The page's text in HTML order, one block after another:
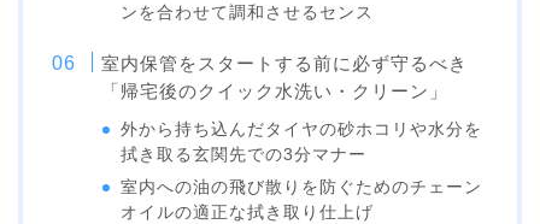
ンを合わせて調和させるセンス
室内保管をスタートする前に必ず守るべき
「帰宅後のクイック水洗い・クリーン」
外から持ち込んだタイヤの砂ホコリや水分を
拭き取る玄関先での3分マナー
室内への油の飛び散りを防ぐためのチェーン
オイルの適正な拭き取り仕上げ